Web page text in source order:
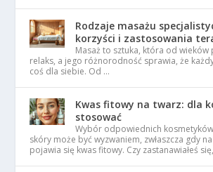
Rodzaje masażu
korzyści i zastosowania
Masaż to sztuka, która od wieków
relaks, a jego różnorodność sprawia, że
coś dla siebie. Od …
Kwas fitowy na twarz: dla
stosować
Wybór odpowiednich
skóry może być wyzwaniem, zwłaszcza gdy
pojawia się kwas fitowy. Czy zastanawiałeś